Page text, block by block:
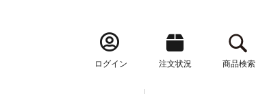
ログイン 注文状況 商品検索